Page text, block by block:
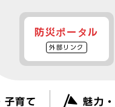
防災ポータル
外部リンク
子育て 魅力